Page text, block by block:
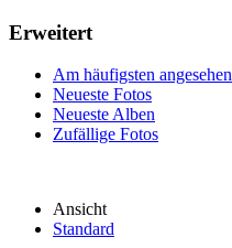
Erweitert
Am häufigsten angesehen
Neueste Fotos
Neueste Alben
Zufällige Fotos
Ansicht
Standard